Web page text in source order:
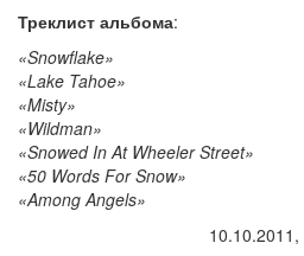
Треклист альбома:
«Snowflake»
«Lake Tahoe»
«Misty»
«Wildman»
«Snowed In At Wheeler Street»
«50 Words For Snow»
«Among Angels»
10.10.2011,